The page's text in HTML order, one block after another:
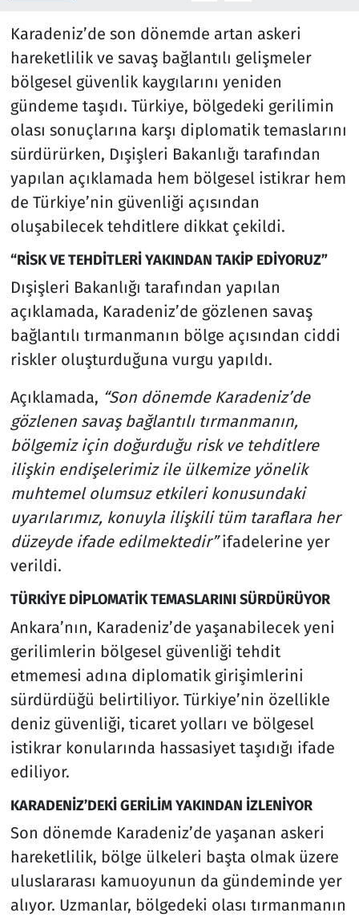
Karadeniz’de son dönemde artan askeri
hareketlilik ve savaş bağlantılı gelişmeler
bölgesel güvenlik kaygılarını yeniden
gündeme taşıdı. Türkiye, bölgedeki gerilimin
olası sonuçlarına karşı diplomatik temaslarını
sürdürürken, Dışişleri Bakanlığı tarafından
yapılan açıklamada hem bölgesel istikrar hem
de Türkiye’nin güvenliği açısından
oluşabilecek tehditlere dikkat çekildi.
“RİSK VE TEHDİTLERİ YAKINDAN TAKİP EDİYORUZ”
Dışişleri Bakanlığı tarafından yapılan
açıklamada, Karadeniz’de gözlenen savaş
bağlantılı tırmanmanın bölge açısından ciddi
riskler oluşturduğuna vurgu yapıldı.
Açıklamada, “Son dönemde Karadeniz’de
gözlenen savaş bağlantılı tırmanmanın,
bölgemiz için doğurduğu risk ve tehditlere
ilişkin endişelerimiz ile ülkemize yönelik
muhtemel olumsuz etkileri konusundaki
uyarılarımız, konuyla ilişkili tüm taraflara her
düzeyde ifade edilmektedir”ifadelerine yer
verildi.
TÜRKİYE DİPLOMATİK TEMASLARINI SÜRDÜRÜYOR
Ankara’nın, Karadeniz’de yaşanabilecek yeni
gerilimlerin bölgesel güvenliği tehdit
etmemesi adına diplomatik girişimlerini
sürdürdüğü belirtiliyor. Türkiye’nin özellikle
deniz güvenliği, ticaret yolları ve bölgesel
istikrar konularında hassasiyet taşıdığı ifade
ediliyor.
KARADENİZ’DEKİ GERİLİM YAKINDAN İZLENİYOR
Son dönemde Karadeniz’de yaşanan askeri
hareketlilik, bölge ülkeleri başta olmak üzere
uluslararası kamuoyunun da gündeminde yer
alıyor. Uzmanlar, bölgedeki olası tırmanmanın
Teknoloji ve Bilim
Televizyon